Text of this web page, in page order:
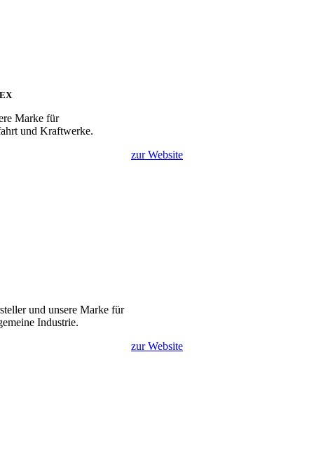
Marke für
und Kraftwerke.
zur Website
und unsere Marke für
Industrie.
zur Website